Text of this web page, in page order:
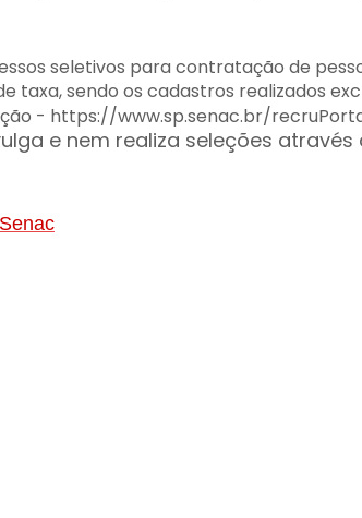
seletivos para contratação de
taxa, sendo os cadastros realizados
- https://www.sp.senac.br/
e nem realiza seleções
Senac